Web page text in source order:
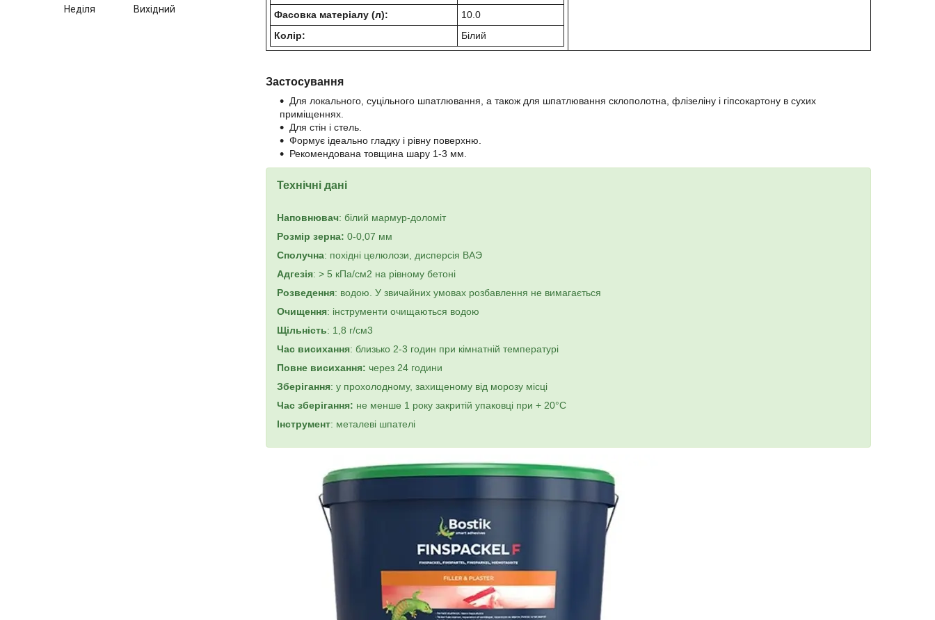
Фасовка матеріалу (л):
10.0
Колір:
Білий
Застосування
Для локального, суцільного шпатлювання, а також для шпатлювання склополотна, флізеліну і гіпсокартону в сухих
приміщеннях.
Для стін і стель.
Формує ідеально гладку і рівну поверхню.
Рекомендована товщина шару 1-3 мм.
Технічні дані
Наповнювач: білий мармур-доломіт
Розмір зерна: 0-0,07 мм
Сполучна: похідні целюлози, дисперсія ВАЭ
Адгезія: > 5 кПа/см2 на рівному бетоні
Розведення: водою. У звичайних умовах розбавлення не вимагається
Очищення: інструменти очищаються водою
Щільність: 1,8 г/см3
Час висихання: близько 2-3 годин при кімнатній температурі
Повне висихання: через 24 години
Зберігання: у прохолодному, захищеному від морозу місці
Час зберігання: не менше 1 року закритій упаковці при + 20°C
Інструмент: металеві шпателі
Неділя
Вихідний